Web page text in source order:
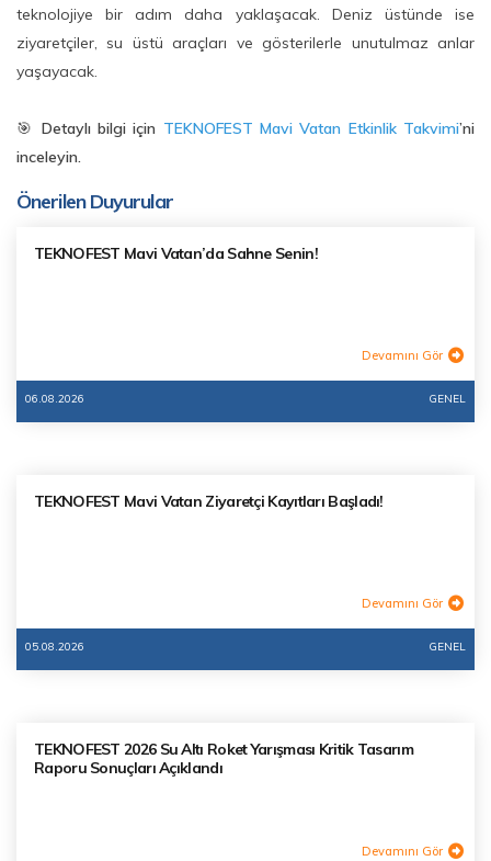
teknolojiye bir adım daha yaklaşacak. Deniz üstünde ise
ziyaretçiler, su üstü araçları ve gösterilerle unutulmaz anlar
yaşayacak.
🎯 Detaylı bilgi için TEKNOFEST Mavi Vatan Etkinlik Takvimi’ni
inceleyin.
Önerilen Duyurular
TEKNOFEST Mavi Vatan’da Sahne Senin!
Devamını Gör
06.08.2026 GENEL
TEKNOFEST Mavi Vatan Ziyaretçi Kayıtları Başladı!
Devamını Gör
05.08.2026 GENEL
TEKNOFEST 2026 Su Altı Roket Yarışması Kritik Tasarım
Raporu Sonuçları Açıklandı
Devamını Gör